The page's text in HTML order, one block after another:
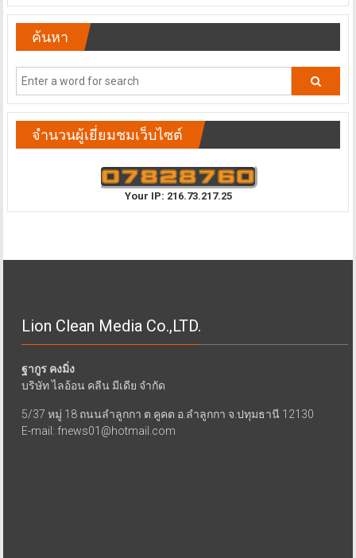
ค้นหา
จำนวนผู้เยี่ยมชมเว็บไซต์
Your IP: 216.73.217.25
Lion Clean Media Co.,LTD.
ฐากูร คงมิ่ง
บริษัท ไลอ้อน คลีน มีเดีย จำกัด
5/37 หมู่ 18 ถนนลำลูกกา ต.คูคต อ.ลำลูกกา จ.ปทุมธานี 12130
E-mail: fnews01@hotmail.com